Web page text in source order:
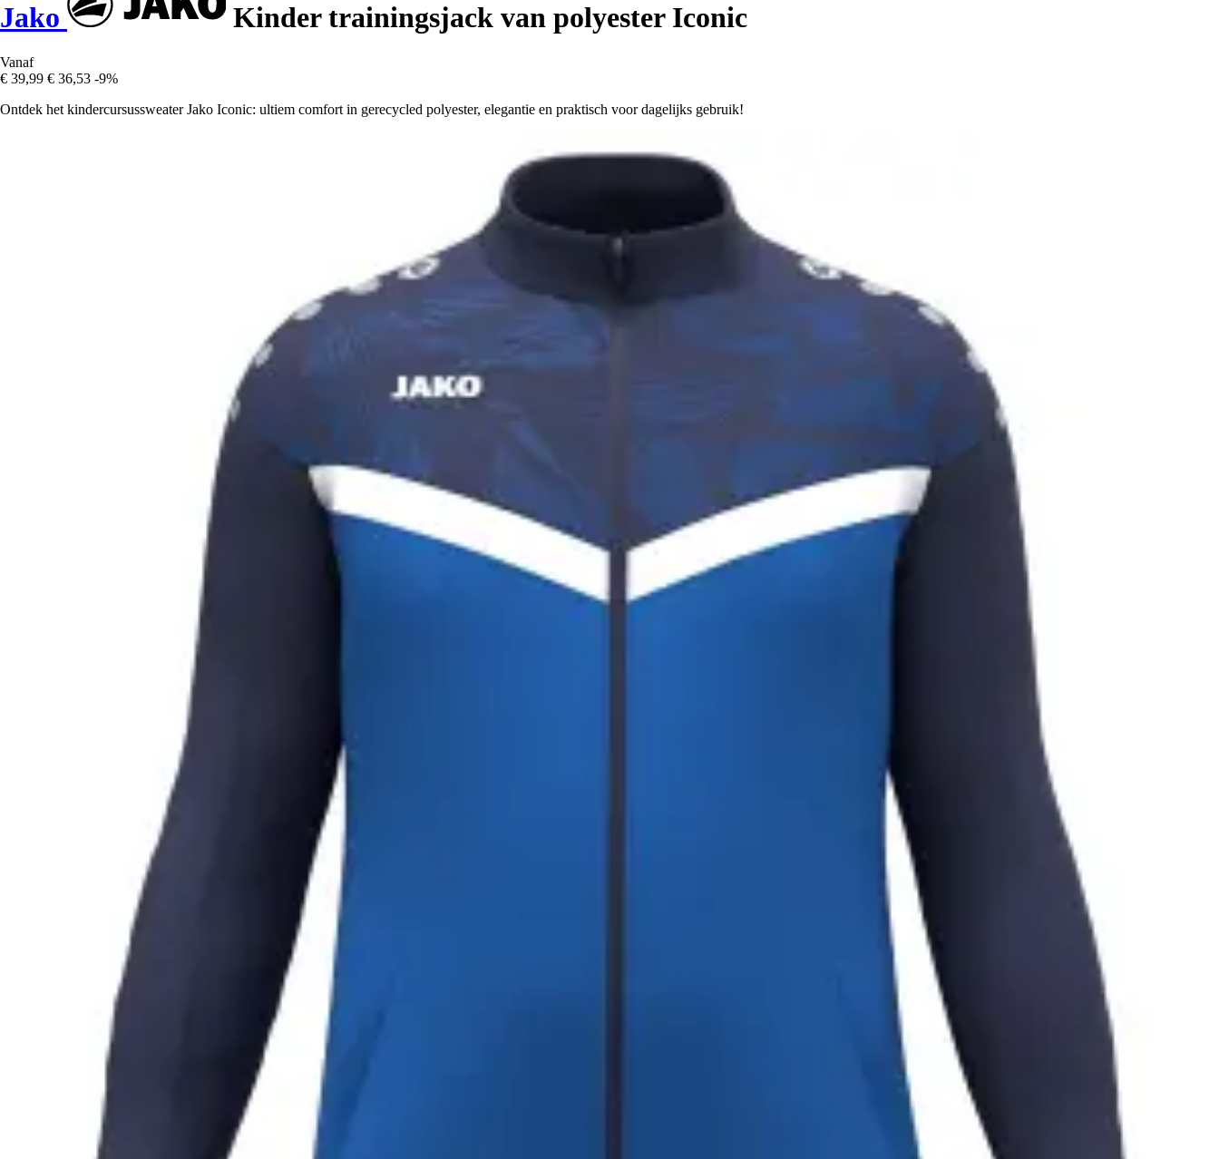
Jako Kinder trainingsjack van polyester Iconic
Vanaf
€ 39,99 € 36,53 -9%
Ontdek het kindercursussweater Jako Iconic: ultiem comfort in gerecycled polyester, elegantie en praktisch voor dagelijks gebruik!